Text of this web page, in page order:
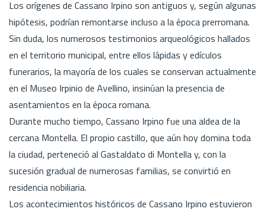
Los orígenes de Cassano Irpino son antiguos y, según algunas
hipótesis, podrían remontarse incluso a la época prerromana.
Sin duda, los numerosos testimonios arqueológicos hallados
en el territorio municipal, entre ellos lápidas y edículos
funerarios, la mayoría de los cuales se conservan actualmente
en el Museo Irpinio de Avellino, insinúan la presencia de
asentamientos en la época romana.
Durante mucho tiempo, Cassano Irpino fue una aldea de la
cercana Montella. El propio castillo, que aún hoy domina toda
la ciudad, perteneció al Gastaldato di Montella y, con la
sucesión gradual de numerosas familias, se convirtió en
residencia nobiliaria.
Los acontecimientos históricos de Cassano Irpino estuvieron